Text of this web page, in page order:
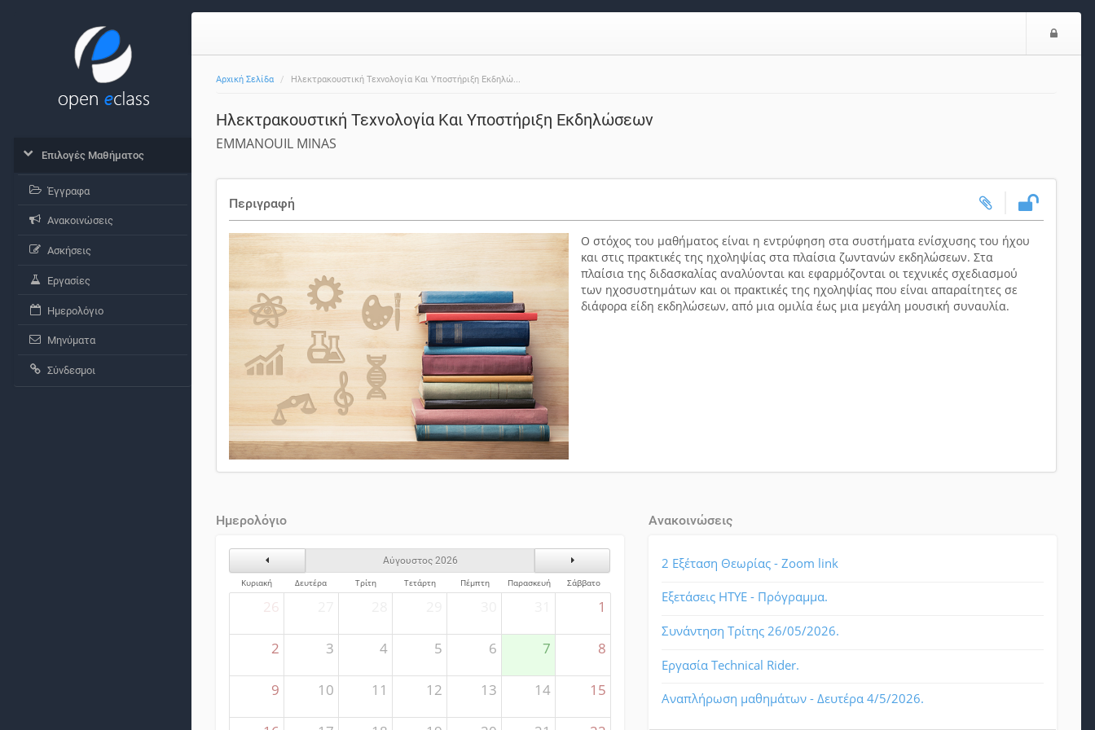
Αρχική Σελίδα Ηλεκτρακουστική Τεχνολογία Και Υποστήριξη Εκδηλώ...
Ηλεκτρακουστική Τεχνολογία Και Υποστήριξη Εκδηλώσεων
EMMANOUIL MINAS
Περιγραφή
Ο στόχος του μαθήματος είναι η εντρύφηση στα συστήματα ενίσχυσης του ήχου
και στις πρακτικές της ηχοληψίας στα πλαίσια ζωντανών εκδηλώσεων. Στα
πλαίσια της διδασκαλίας αναλύονται και εφαρμόζονται οι τεχνικές σχεδιασμού
των ηχοσυστημάτων και οι πρακτικές της ηχοληψίας που είναι απαραίτητες σε
διάφορα είδη εκδηλώσεων, από μια ομιλία έως μια μεγάλη μουσική συναυλία.
Ημερολόγιο
Προηγούμενος Μήνας Αύγουστος 2026
Επόμενος Μήνας
Κυριακή
Δευτέρα Τρίτη Τετάρτη Πέμπτη Παρασκευή Σάββατο
26 1
2 3 4 5 6 7 8
9 10 11 12 13 14 15
Ανακοινώσεις
2 Εξέταση Θεωρίας - Zoom link
Εξετάσεις ΗΤΥΕ - Πρόγραμμα.
Συνάντηση Τρίτης 26/05/2026.
Εργασία Technical Rider.
Αναπλήρωση μαθημάτων - Δευτέρα 4/5/2026.
Επιλογές Μαθήματος
Έγγραφα
Ανακοινώσεις
Ασκήσεις
Εργασίες
Ημερολόγιο
Μηνύματα
Σύνδεσμοι